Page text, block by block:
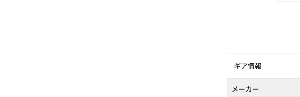
ギア情報
メーカー